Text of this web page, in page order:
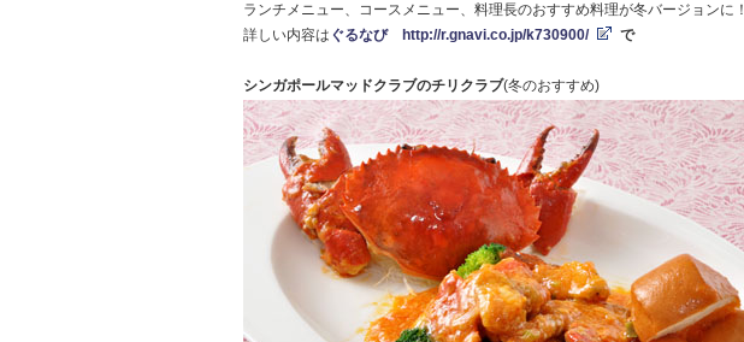
ランチメニュー、コースメニュー、料理長のおすすめ料理が冬バージョンに！
詳しい内容は ぐるなび http://r.gnavi.co.jp/k730900/ で
シンガポールマッドクラブのチリクラブ(冬のおすすめ)